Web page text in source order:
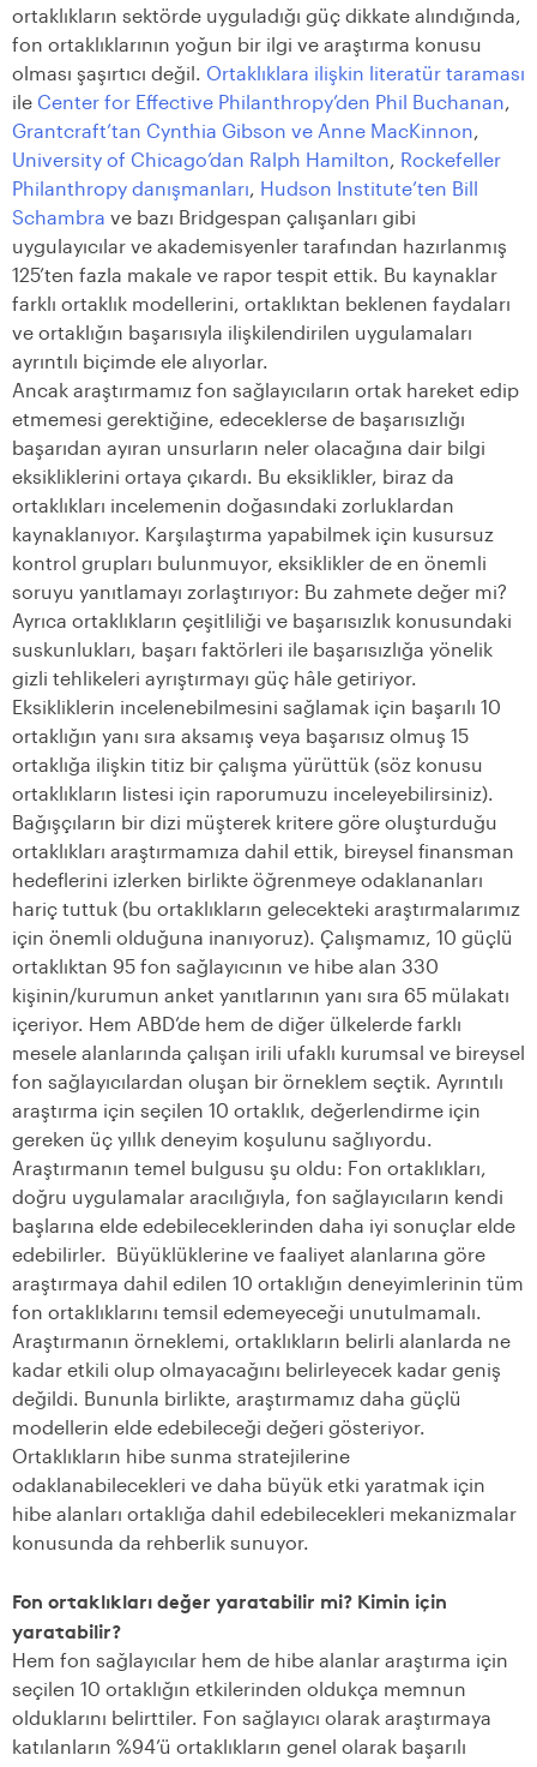
ortaklıkların sektörde uyguladığı güç dikkate alındığında,
fon ortaklıklarının yoğun bir ilgi ve araştırma konusu
olması şaşırtıcı değil. Ortaklıklara ilişkin literatür taraması
ile Center for Effective Philanthropy’den Phil Buchanan,
Grantcraft’tan Cynthia Gibson ve Anne MacKinnon,
University of Chicago’dan Ralph Hamilton, Rockefeller
Philanthropy danışmanları, Hudson Institute’ten Bill
Schambra ve bazı Bridgespan çalışanları gibi
uygulayıcılar ve akademisyenler tarafından hazırlanmış
125’ten fazla makale ve rapor tespit ettik. Bu kaynaklar
farklı ortaklık modellerini, ortaklıktan beklenen faydaları
ve ortaklığın başarısıyla ilişkilendirilen uygulamaları
ayrıntılı biçimde ele alıyorlar.
Ancak araştırmamız fon sağlayıcıların ortak hareket edip
etmemesi gerektiğine, edeceklerse de başarısızlığı
başarıdan ayıran unsurların neler olacağına dair bilgi
eksikliklerini ortaya çıkardı. Bu eksiklikler, biraz da
ortaklıkları incelemenin doğasındaki zorluklardan
kaynaklanıyor. Karşılaştırma yapabilmek için kusursuz
kontrol grupları bulunmuyor, eksiklikler de en önemli
soruyu yanıtlamayı zorlaştırıyor: Bu zahmete değer mi?
Ayrıca ortaklıkların çeşitliliği ve başarısızlık konusundaki
suskunlukları, başarı faktörleri ile başarısızlığa yönelik
gizli tehlikeleri ayrıştırmayı güç hâle getiriyor.
Eksikliklerin incelenebilmesini sağlamak için başarılı 10
ortaklığın yanı sıra aksamış veya başarısız olmuş 15
ortaklığa ilişkin titiz bir çalışma yürüttük (söz konusu
ortaklıkların listesi için raporumuzu inceleyebilirsiniz).
Bağışçıların bir dizi müşterek kritere göre oluşturduğu
ortaklıkları araştırmamıza dahil ettik, bireysel finansman
hedeflerini izlerken birlikte öğrenmeye odaklananları
hariç tuttuk (bu ortaklıkların gelecekteki araştırmalarımız
için önemli olduğuna inanıyoruz). Çalışmamız, 10 güçlü
ortaklıktan 95 fon sağlayıcının ve hibe alan 330
kişinin/kurumun anket yanıtlarının yanı sıra 65 mülakatı
içeriyor. Hem ABD’de hem de diğer ülkelerde farklı
mesele alanlarında çalışan irili ufaklı kurumsal ve bireysel
fon sağlayıcılardan oluşan bir örneklem seçtik. Ayrıntılı
araştırma için seçilen 10 ortaklık, değerlendirme için
gereken üç yıllık deneyim koşulunu sağlıyordu.
Araştırmanın temel bulgusu şu oldu: Fon ortaklıkları,
doğru uygulamalar aracılığıyla, fon sağlayıcıların kendi
başlarına elde edebileceklerinden daha iyi sonuçlar elde
edebilirler. Büyüklüklerine ve faaliyet alanlarına göre
araştırmaya dahil edilen 10 ortaklığın deneyimlerinin tüm
fon ortaklıklarını temsil edemeyeceği unutulmamalı.
Araştırmanın örneklemi, ortaklıkların belirli alanlarda ne
kadar etkili olup olmayacağını belirleyecek kadar geniş
değildi. Bununla birlikte, araştırmamız daha güçlü
modellerin elde edebileceği değeri gösteriyor.
Ortaklıkların hibe sunma stratejilerine
odaklanabilecekleri ve daha büyük etki yaratmak için
hibe alanları ortaklığa dahil edebilecekleri mekanizmalar
konusunda da rehberlik sunuyor.
Fon ortaklıkları değer yaratabilir mi? Kimin için
yaratabilir?
Hem fon sağlayıcılar hem de hibe alanlar araştırma için
seçilen 10 ortaklığın etkilerinden oldukça memnun
olduklarını belirttiler. Fon sağlayıcı olarak araştırmaya
katılanların %94’ü ortaklıkların genel olarak başarılı